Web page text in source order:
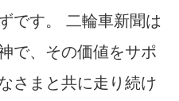
です。 二輪車新聞は
で、その価値をサポ
さまと共に走り続け